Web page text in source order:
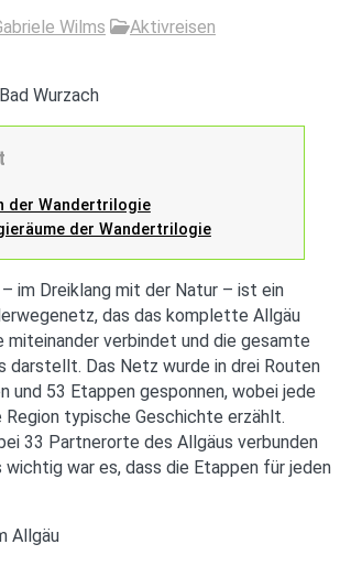
Wilms Aktivreisen
Wurzach
der Wandertrilogie
der Wandertrilogie
im Dreiklang mit der Natur – ist ein
das das komplette Allgäu
miteinander verbindet und die gesamte
darstellt. Das Netz wurde in drei Routen
und 53 Etappen gesponnen, wobei jede
Region typische Geschichte erzählt.
33 Partnerorte des Allgäus verbunden
wichtig war es, dass die Etappen für jeden